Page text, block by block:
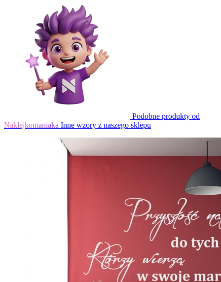
Podobne produkty od
Naklejkomaniaka Inne wzory z naszego sklepu